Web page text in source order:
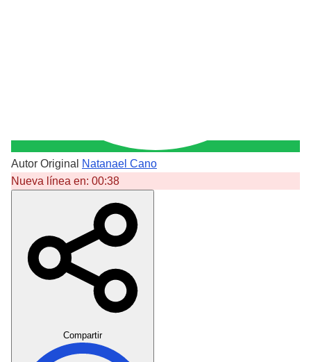
Autor Original
Natanael Cano
Nueva línea en: 00:38
Compartir